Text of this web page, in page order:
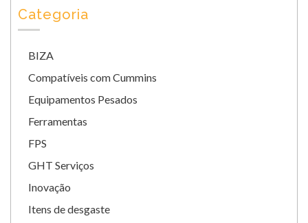
Categoria
BIZA
Compatíveis com Cummins
Equipamentos Pesados
Ferramentas
FPS
GHT Serviços
Inovação
Itens de desgaste